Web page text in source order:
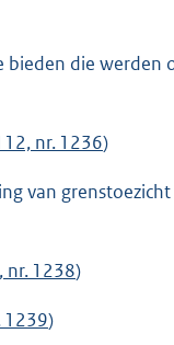
bieden die werden
nr. 1236)
van
nr. 1238)
1239)